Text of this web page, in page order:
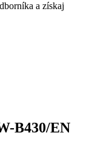
a získaj
B430/EN